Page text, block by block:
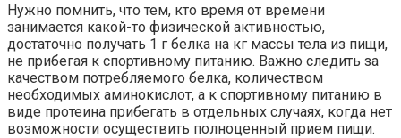
Нужно помнить, что тем, кто время от времени
занимается какой-то физической активностью,
достаточно получать 1 г белка на кг массы тела из пищи,
не прибегая к спортивному питанию. Важно следить за
качеством потребляемого белка, количеством
необходимых аминокислот, а к спортивному питанию в
виде протеина прибегать в отдельных случаях, когда нет
возможности осуществить полноценный прием пищи.